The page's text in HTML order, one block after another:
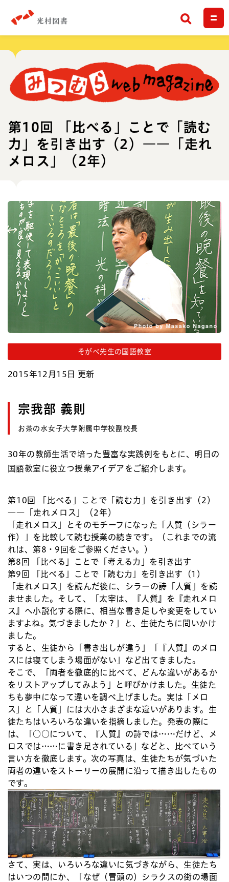
検索
第10回 「比べる」ことで「読む
力」を引き出す（2）――「走れ
メロス」（2年）
そがべ先生の国語教室
2015年12月15日 更新
宗我部 義則
お茶の水女子大学附属中学校副校長
30年の教師生活で培った豊富な実践例をもとに、明日の
国語教室に役立つ授業アイデアをご紹介します。
第10回
「比べる」ことで「読む力」を引き出す（2）
――「走れメロス」（2年）
「走れメロス」とそのモチーフになった「人質（シラー
作）」を比較して読む授業の続きです。（これまでの流
れは、第8・9回をご参照ください。）
第8回 「比べる」ことで「考える力」を引き出す
第9回 「比べる」ことで「読む力」を引き出す（1）
「走れメロス」を読んだ後に、シラーの詩「人質」を読
ませました。そして、「太宰は、『人質』を『走れメロ
ス』へ小説化する際に、相当な書き足しや変更をしてい
ますよね。気づきましたか？」と、生徒たちに問いかけ
ました。
すると、生徒から「書き出しが違う」「『人質』のメロ
スには寝てしまう場面がない」など出てきました。
そこで、「両者を徹底的に比べて、どんな違いがあるか
をリストアップしてみよう」と呼びかけました。生徒た
ちも夢中になって違いを調べ上げました。実は「メロ
ス」と「人質」には大小さまざまな違いがあります。生
徒たちはいろいろな違いを指摘しました。発表の際に
は、「○○について、『人質』の詩では……だけど、メ
ロスでは……に書き足されている」などと、比べていう
言い方を徹底します。次の写真は、生徒たちが気づいた
両者の違いをストーリーの展開に沿って描き出したもの
です。
さて、実は、いろいろな違いに気づきながら、生徒たち
はいつの間にか、「なぜ（冒頭の）シラクスの街の場面